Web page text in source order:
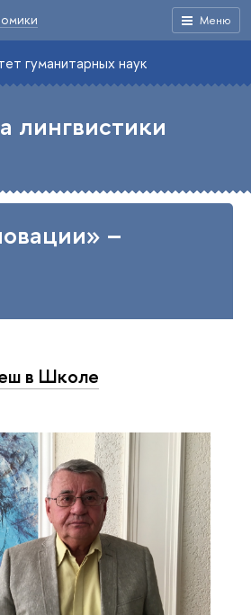
Меню
гуманитарных наук
лингвистики
–
в Школе